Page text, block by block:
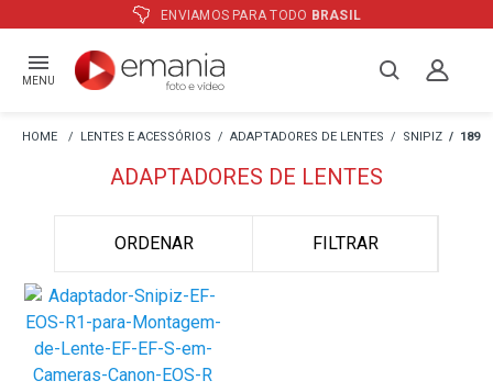
ENVIAMOS PARA TODO BRASIL
MENU
LENTES E ACESSÓRIOS ADAPTADORES DE LENTES SNIPIZ 189
ADAPTADORES DE LENTES
ORDENAR FILTRAR